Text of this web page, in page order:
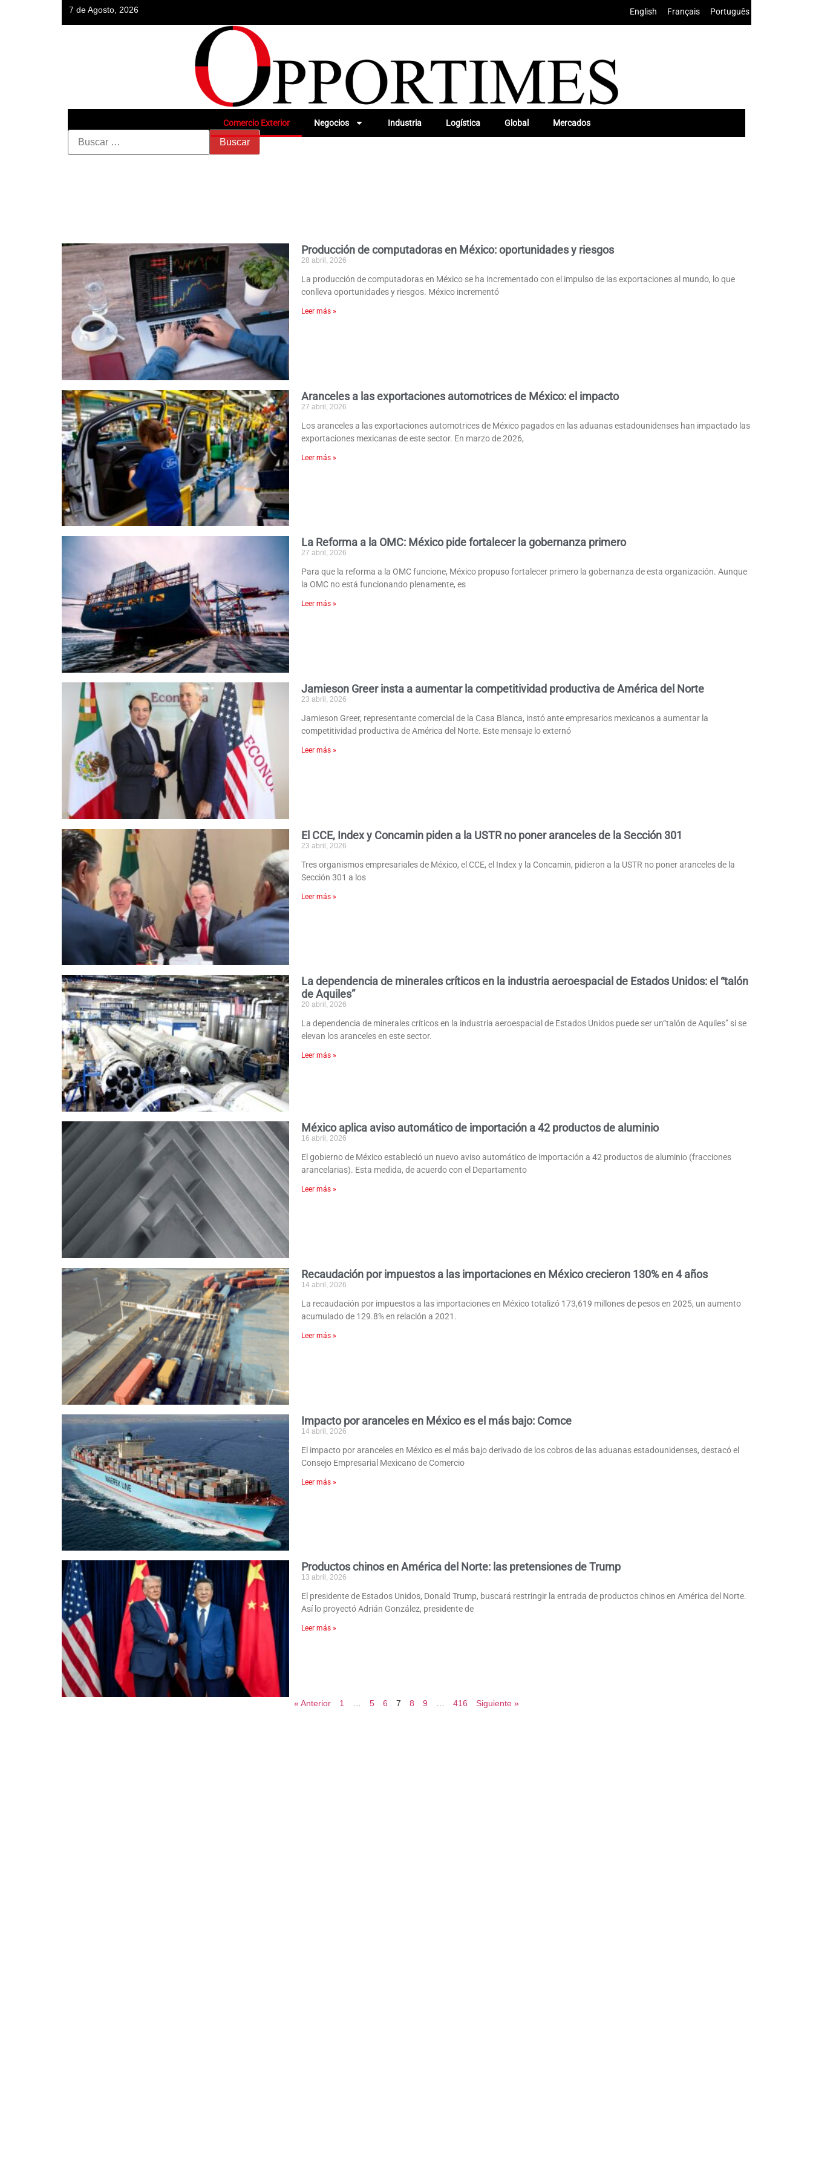
7 de Agosto, 2026 English Français Português
Comercio Exterior Negocios Industria Logística Global Mercados
Producción de computadoras en México: oportunidades y riesgos
28 abril, 2026
La producción de computadoras en México se ha incrementado con el impulso de las exportaciones al mundo, lo que
conlleva oportunidades y riesgos. México incrementó
Leer más »
Aranceles a las exportaciones automotrices de México: el impacto
27 abril, 2026
Los aranceles a las exportaciones automotrices de México pagados en las aduanas estadounidenses han impactado las
exportaciones mexicanas de este sector. En marzo de 2026,
Leer más »
La Reforma a la OMC: México pide fortalecer la gobernanza primero
27 abril, 2026
Para que la reforma a la OMC funcione, México propuso fortalecer primero la gobernanza de esta organización. Aunque
la OMC no está funcionando plenamente, es
Leer más »
Jamieson Greer insta a aumentar la competitividad productiva de América del Norte
23 abril, 2026
Jamieson Greer, representante comercial de la Casa Blanca, instó ante empresarios mexicanos a aumentar la
competitividad productiva de América del Norte. Este mensaje lo externó
Leer más »
El CCE, Index y Concamin piden a la USTR no poner aranceles de la Sección 301
23 abril, 2026
Tres organismos empresariales de México, el CCE, el Index y la Concamin, pidieron a la USTR no poner aranceles de la
Sección 301 a los
Leer más »
La dependencia de minerales críticos en la industria aeroespacial de Estados Unidos: el “talón
de Aquiles”
20 abril, 2026
La dependencia de minerales críticos en la industria aeroespacial de Estados Unidos puede ser un“talón de Aquiles” si se
elevan los aranceles en este sector.
Leer más »
México aplica aviso automático de importación a 42 productos de aluminio
16 abril, 2026
El gobierno de México estableció un nuevo aviso automático de importación a 42 productos de aluminio (fracciones
arancelarias). Esta medida, de acuerdo con el Departamento
Leer más »
Recaudación por impuestos a las importaciones en México crecieron 130% en 4 años
14 abril, 2026
La recaudación por impuestos a las importaciones en México totalizó 173,619 millones de pesos en 2025, un aumento
acumulado de 129.8% en relación a 2021.
Leer más »
Impacto por aranceles en México es el más bajo: Comce
14 abril, 2026
El impacto por aranceles en México es el más bajo derivado de los cobros de las aduanas estadounidenses, destacó el
Consejo Empresarial Mexicano de Comercio
Leer más »
Productos chinos en América del Norte: las pretensiones de Trump
13 abril, 2026
El presidente de Estados Unidos, Donald Trump, buscará restringir la entrada de productos chinos en América del Norte.
Así lo proyectó Adrián González, presidente de
Leer más »
« Anterior 1 5 6 7 8 9 416 Siguiente »